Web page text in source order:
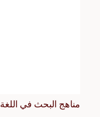
مناهج البحث في اللغة